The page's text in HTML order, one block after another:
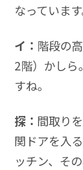
なっています
イ： 階段の
2階）かしら
すね。
探： 間取り
関ドアを入
ッチン、そ